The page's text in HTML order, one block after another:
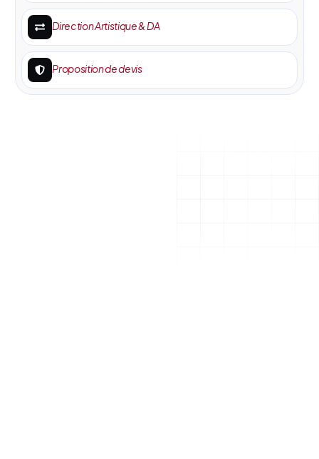
Direction Artistique & DA
Proposition de devis